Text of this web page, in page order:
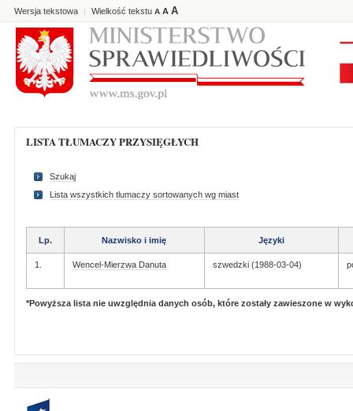
Wersja tekstowa | Wielkość tekstu A A A
LISTA TŁUMACZY PRZYSIĘGŁYCH
Szukaj
Lista wszystkich tlumaczy sortowanych wg miast
Lp. Nazwisko i imię Języki
1. Wencel-Mierzwa Danuta szwedzki (1988-03-04)
*Powyższa lista nie uwzględnia danych osób, które zostały zawieszone w